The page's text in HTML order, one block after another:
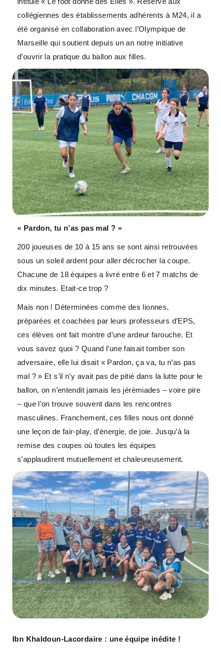
collégiennes des établissements adhérents à M24, il a
été organisé en collaboration avec l’Olympique de
Marseille qui soutient depuis un an notre initiative
d’ouvrir la pratique du ballon aux filles.
« Pardon, tu n’as pas mal ? »
200 joueuses de 10 à 15 ans se sont ainsi retrouvées
sous un soleil ardent pour aller décrocher la coupe.
Chacune de 18 équipes a livré entre 6 et 7 matchs de
dix minutes. Etait-ce trop ?
Mais non ! Déterminées comme des lionnes,
préparées et coachées par leurs professeurs d’EPS,
ces élèves ont fait montre d’une ardeur farouche. Et
vous savez quoi ? Quand l’une faisait tomber son
adversaire, elle lui disait « Pardon, ça va, tu n’as pas
mal ? » Et s’il n’y avait pas de pitié dans la lutte pour le
ballon, on n’entendit jamais les jérémiades – voire pire
– que l’on trouve souvent dans les rencontres
masculines. Franchement, ces filles nous ont donné
une leçon de fair-play, d’énergie, de joie. Jusqu’à la
remise des coupes où toutes les équipes
s’applaudirent mutuellement et chaleureusement.
Ibn Khaldoun-Lacordaire : une équipe inédite !